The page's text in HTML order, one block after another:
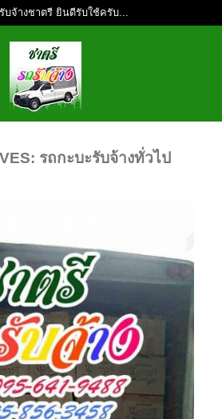
บจ้างชาตรี ยินดีรับใช้ครับ...
รถกะบะรับจ้างทั่วไป